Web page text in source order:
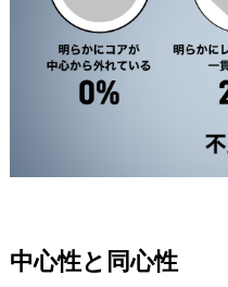
中心性と同心性